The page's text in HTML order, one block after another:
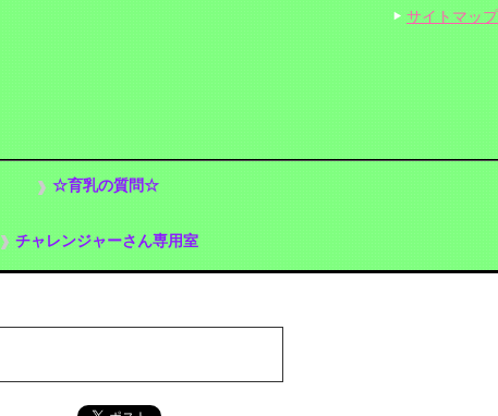
☆育乳の質問☆
チャレンジャーさん専用室
サイトマップ